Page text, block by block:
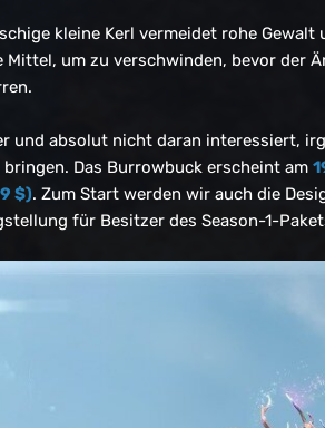
kleine Kerl vermeidet rohe
Mittel, um zu verschwinden, bevor der
und absolut nicht daran interessiert,
bringen. Das Burrowbuck erscheint am
$). Zum Start werden wir auch die
für Besitzer des Season-1-